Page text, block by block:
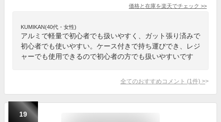
価格と在庫を楽天でチェック >>
KUMIKAN(40代・女性)
アルミで軽量で初心者でも扱いやすく、ガット張り済みで
初心者でも使いやすい。ケース付きで持ち運びでき、レジ
ャーでも使用できるので初心者の方でも扱いやすいです
全てのおすすめコメント (1 件) >
19